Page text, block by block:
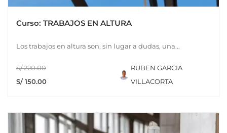
Curso: TRABAJOS EN ALTURA
Los trabajos en altura son, sin lugar a dudas, una...
S/ 220.00
S/ 150.00
RUBEN GARCIA
VILLACORTA